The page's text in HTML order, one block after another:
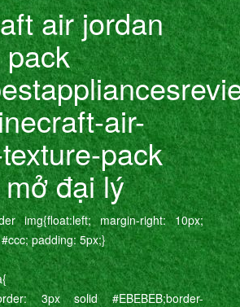
air jordan
air-
pack
đại lý
img{float:left; margin-right: 10px;
padding: 5px;}
3px solid #EBEBEB;border-